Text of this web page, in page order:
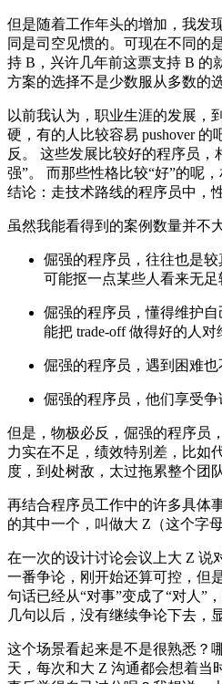
但是随着工作年头的增加，我发
同是司空见惯的。可现在不同的
持 B，兴许几年前这票支持 B 的
方案的选择不是少数服从多数
以前我认为，职业生涯的发展，
硬，有的人比较容易 pushover
反。 这些发展比较好的程序员
强”。 而那些性格比较“好”的呢
结论：走技术路线的程序员中，
虽然我能看得到的案例数量并不
倔强的程序员，往往也是
可能抠一点某些人看来无
倔强的程序员，懂得维护
能把 trade-off 做得好的人
倔强的程序员，遇到困难
倔强的程序员，他们享受
但是，物极必反，倔强的程序员
力实在不足，绩效特别差，比如
度，到处树敌，太过拖累整个团
再结合程序员工作中的许多具体
的其中一个，叫做大 Z（这个字
在一次的设计讨论会议上大 Z 说
一番争论，刚开始还算可控，但
句话已经从“对事”变成了“对人”
几句以后，没有继续争论下去，
这个场景看起来是不是很熟悉？
天，每次和大 Z 沟通都会想着当